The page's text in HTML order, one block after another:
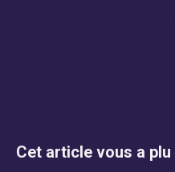
Cet article vous a